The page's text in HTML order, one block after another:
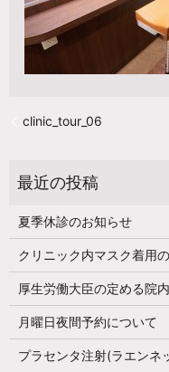
clinic_tour_06
夏季休診のお知らせ
クリニック内マスク着用
厚生労働大臣の定める院
月曜日夜間予約について
プラセンタ注射(ラエンネ